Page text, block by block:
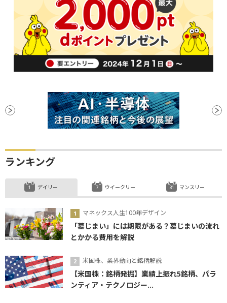
ランキング
デイリー
マネックス人生100年デザイン
「墓じまい」には期限がある？墓じまいの流れ
とかかる費用を解説
米国株、業界動向と銘柄解説
【米国株：銘柄発掘】業績上振れ5銘柄、パラ
ンティア・テクノロジー...
ウイークリー マンスリー